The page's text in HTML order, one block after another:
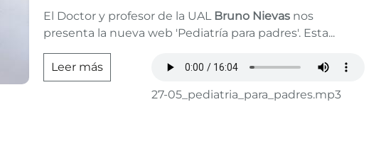
El Doctor y profesor de la UAL Bruno Nievas nos
presenta la nueva web 'Pediatría para padres'. Esta...
Leer más
27-05_pediatria_para_padres.mp3